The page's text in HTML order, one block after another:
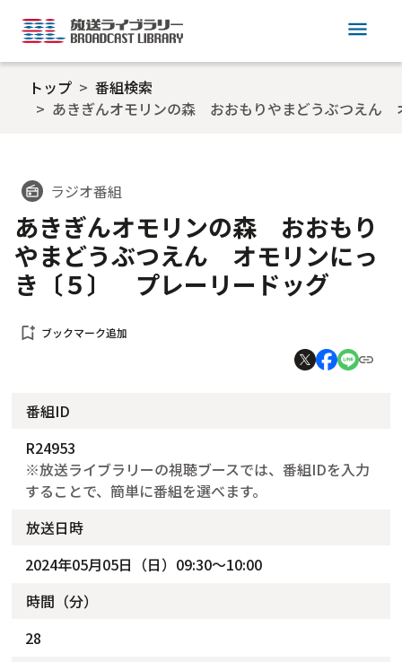
menu
トップ
番組検索
あきぎんオモリンの森 おおもりやまどうぶつえん
radio ラジオ番組
あきぎんオモリンの森 おおもり
やまどうぶつえん オモリンにっ
き〔５〕 プレーリードッグ
bookmark_add ブックマーク追加
番組ID
R24953
※放送ライブラリーの視聴ブースでは、番組IDを入力
することで、簡単に番組を選べます。
放送日時
2024年05月05日（日）09:30～10:00
時間（分）
28